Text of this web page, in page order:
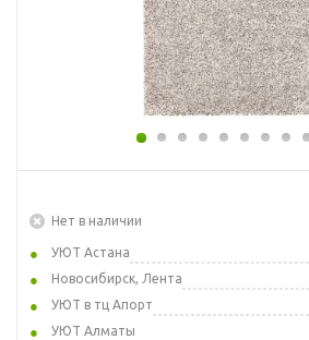
Нет в наличии
УЮТ Астана
Новосибирск, Лента
УЮТ в тц Апорт
УЮТ Алматы